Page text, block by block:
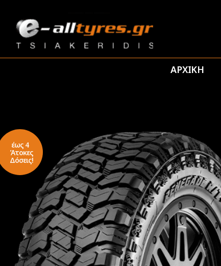
ΑΡΧΙΚΗ
έως 4
Άτοκες
Δόσεις!